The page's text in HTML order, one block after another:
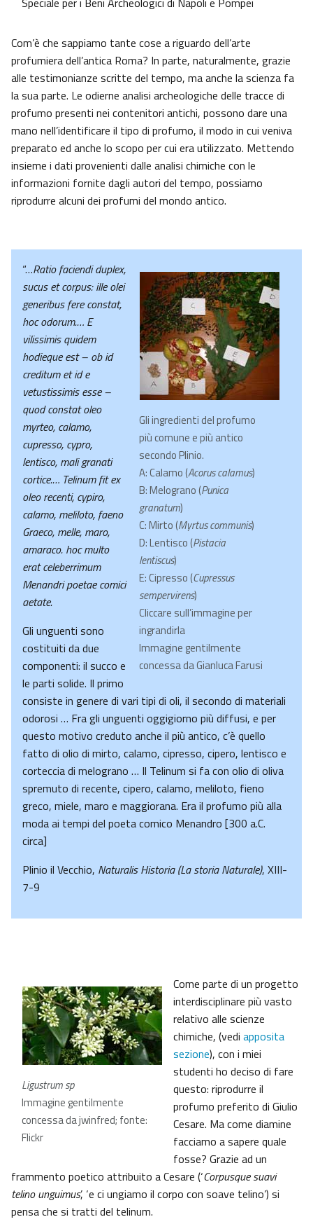
Com’è che sappiamo tante cose a riguardo dell’arte
profumiera dell’antica Roma? In parte, naturalmente, grazie
alle testimonianze scritte del tempo, ma anche la scienza fa
la sua parte. Le odierne analisi archeologiche delle tracce di
profumo presenti nei contenitori antichi, possono dare una
mano nell’identificare il tipo di profumo, il modo in cui veniva
preparato ed anche lo scopo per cui era utilizzato. Mettendo
insieme i dati provenienti dalle analisi chimiche con le
informazioni fornite dagli autori del tempo, possiamo
riprodurre alcuni dei profumi del mondo antico.
Gli ingredienti del profumo
più comune e più antico
secondo Plinio.
A: Calamo (Acorus calamus)
B: Melograno (Punica
granatum)
C: Mirto (Myrtus communis)
D: Lentisco (Pistacia
lentiscus)
E: Cipresso (Cupressus
sempervirens)
Cliccare sull’immagine per
ingrandirla
Immagine gentilmente
concessa da Gianluca Farusi
“…Ratio faciendi duplex,
sucus et corpus: ille olei
generibus fere constat,
hoc odorum.… E
vilissimis quidem
hodieque est – ob id
creditum et id e
vetustissimis esse –
quod constat oleo
myrteo, calamo,
cupresso, cypro,
lentisco, mali granati
cortice.… Telinum fit ex
oleo recenti, cypiro,
calamo, meliloto, faeno
Graeco, melle, maro,
amaraco. hoc multo
erat celeberrimum
Menandri poetae comici
aetate.
Gli unguenti sono
costituiti da due
componenti: il succo e
le parti solide. Il primo
consiste in genere di vari tipi di oli, il secondo di materiali
odorosi … Fra gli unguenti oggigiorno più diffusi, e per
questo motivo creduto anche il più antico, c’è quello
fatto di olio di mirto, calamo, cipresso, cipero, lentisco e
corteccia di melograno … Il Telinum si fa con olio di oliva
spremuto di recente, cipero, calamo, meliloto, fieno
greco, miele, maro e maggiorana. Era il profumo più alla
moda ai tempi del poeta comico Menandro [300 a.C.
circa]
Plinio il Vecchio, Naturalis Historia (La storia Naturale), XIII-
7-9
Ligustrum sp
Immagine gentilmente
concessa da jwinfred; fonte:
Flickr
Come parte di un progetto
interdisciplinare più vasto
relativo alle scienze
chimiche, (vedi apposita
sezione), con i miei
studenti ho deciso di fare
questo: riprodurre il
profumo preferito di Giulio
Cesare. Ma come diamine
facciamo a sapere quale
fosse? Grazie ad un
frammento poetico attribuito a Cesare (‘Corpusque suavi
telino unguimus’, ‘e ci ungiamo il corpo con soave telino’) si
pensa che si tratti del telinum.